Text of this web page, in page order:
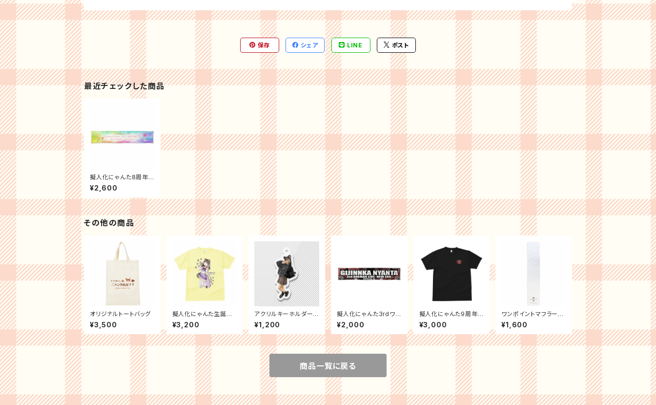
保存 シェア LINE ポスト
最近チェックした商品
擬人化にゃんた8周年
記念2ndワンマンライブ
2025Tシャツ
¥2,600
その他の商品
オリジナルトートバッグ
¥3,500
擬人化にゃんた生誕T
シャツ2024
¥3,200
アクリルキーホルダー
【私服】
¥1,200
擬人化にゃんた3rdワン
マンタオル
¥2,000
擬人化にゃんた9周年
記念Tシャツ
¥3,000
ワンポイントマフラータ
オル
¥1,600
商品一覧に戻る